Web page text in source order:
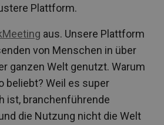
Plattform.
aus. Unsere Plattform
von Menschen in über
ganzen Welt genutzt. Warum
beliebt? Weil es super
ist, branchenführende
die Nutzung nicht die Welt